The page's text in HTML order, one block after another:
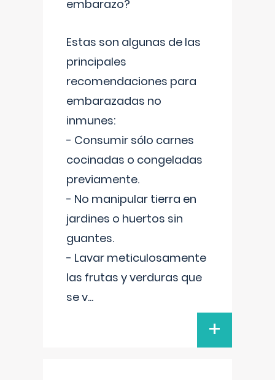
embarazo?
Estas son algunas de las
principales
recomendaciones para
embarazadas no
inmunes:
- Consumir sólo carnes
cocinadas o congeladas
previamente.
- No manipular tierra en
jardines o huertos sin
guantes.
- Lavar meticulosamente
las frutas y verduras que
se v...
+